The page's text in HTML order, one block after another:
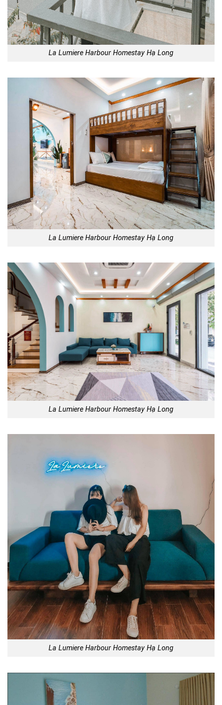
La Lumiere Harbour Homestay Hạ Long
La Lumiere Harbour Homestay Hạ Long
La Lumiere Harbour Homestay Hạ Long
La Lumiere Harbour Homestay Hạ Long